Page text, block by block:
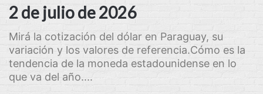
2 de julio de 2026
Mirá la cotización del dólar en Paraguay, su
variación y los valores de referencia.Cómo es la
tendencia de la moneda estadounidense en lo
que va del año....